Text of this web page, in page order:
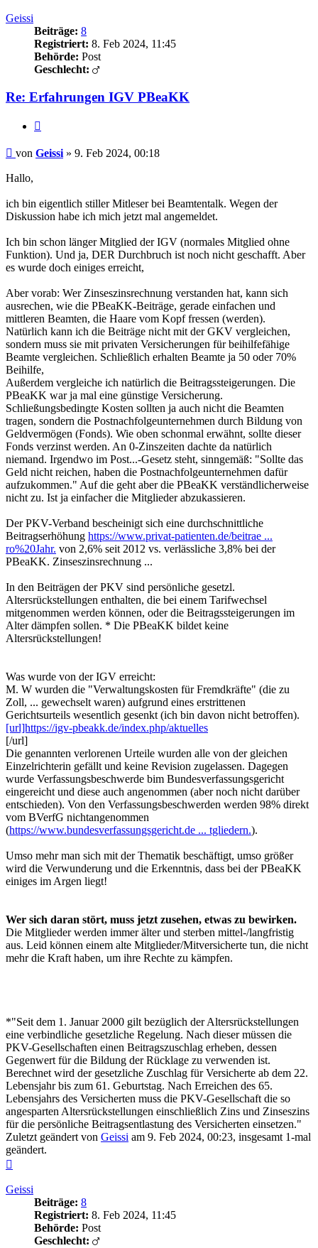
Geissi
Beiträge: 8
Registriert: 8. Feb 2024, 11:45
Behörde: Post
Geschlecht:
Re: Erfahrungen IGV PBeaKK
Beitrag
von Geissi » 9. Feb 2024, 00:18
Hallo,
ich bin eigentlich stiller Mitleser bei Beamtentalk. Wegen der
Diskussion habe ich mich jetzt mal angemeldet.
Ich bin schon länger Mitglied der IGV (normales Mitglied ohne
Funktion). Und ja, DER Durchbruch ist noch nicht geschafft. Aber
es wurde doch einiges erreicht,
Aber vorab: Wer Zinseszinsrechnung verstanden hat, kann sich
ausrechen, wie die PBeaKK-Beiträge, gerade einfachen und
mittleren Beamten, die Haare vom Kopf fressen (werden).
Natürlich kann ich die Beiträge nicht mit der GKV vergleichen,
sondern muss sie mit privaten Versicherungen für beihilfefähige
Beamte vergleichen. Schließlich erhalten Beamte ja 50 oder 70%
Beihilfe,
Außerdem vergleiche ich natürlich die Beitragssteigerungen. Die
PBeaKK war ja mal eine günstige Versicherung.
Schließungsbedingte Kosten sollten ja auch nicht die Beamten
tragen, sondern die Postnachfolgeunternehmen durch Bildung von
Geldvermögen (Fonds). Wie oben schonmal erwähnt, sollte dieser
Fonds verzinst werden. An 0-Zinszeiten dachte da natürlich
niemand. Irgendwo im Post...-Gesetz steht, sinngemäß: "Sollte das
Geld nicht reichen, haben die Postnachfolgeunternehmen dafür
aufzukommen." Auf die geht aber die PBeaKK verständlicherweise
nicht zu. Ist ja einfacher die Mitglieder abzukassieren.
Der PKV-Verband bescheinigt sich eine durchschnittliche
Beitragserhöhung https://www.privat-patienten.de/beitrae ...
ro%20Jahr. von 2,6% seit 2012 vs. verlässliche 3,8% bei der
PBeaKK. Zinseszinsrechnung ...
In den Beiträgen der PKV sind persönliche gesetzl.
Altersrückstellungen enthalten, die bei einem Tarifwechsel
mitgenommen werden können, oder die Beitragssteigerungen im
Alter dämpfen sollen. * Die PBeaKK bildet keine
Altersrückstellungen!
Was wurde von der IGV erreicht:
M. W wurden die "Verwaltungskosten für Fremdkräfte" (die zu
Zoll, ... gewechselt waren) aufgrund eines erstrittenen
Gerichtsurteils wesentlich gesenkt (ich bin davon nicht betroffen).
[url]https://igv-pbeakk.de/index.php/aktuelles
[/url]
Die genannten verlorenen Urteile wurden alle von der gleichen
Einzelrichterin gefällt und keine Revision zugelassen. Dagegen
wurde Verfassungsbeschwerde bim Bundesverfassungsgericht
eingereicht und diese auch angenommen (aber noch nicht darüber
entschieden). Von den Verfassungsbeschwerden werden 98% direkt
vom BVerfG nichtangenommen
(https://www.bundesverfassungsgericht.de ... tgliedern.).
Umso mehr man sich mit der Thematik beschäftigt, umso größer
wird die Verwunderung und die Erkenntnis, dass bei der PBeaKK
einiges im Argen liegt!
Wer sich daran stört, muss jetzt zusehen, etwas zu bewirken.
Die Mitglieder werden immer älter und sterben mittel-/langfristig
aus. Leid können einem alte Mitglieder/Mitversicherte tun, die nicht
mehr die Kraft haben, um ihre Rechte zu kämpfen.
*"Seit dem 1. Januar 2000 gilt bezüglich der Altersrückstellungen
eine verbindliche gesetzliche Regelung. Nach dieser müssen die
PKV-Gesellschaften einen Beitragszuschlag erheben, dessen
Gegenwert für die Bildung der Rücklage zu verwenden ist.
Berechnet wird der gesetzliche Zuschlag für Versicherte ab dem 22.
Lebensjahr bis zum 61. Geburtstag. Nach Erreichen des 65.
Lebensjahrs des Versicherten muss die PKV-Gesellschaft die so
angesparten Altersrückstellungen einschließlich Zins und Zinseszins
für die persönliche Beitragsentlastung des Versicherten einsetzen."
Zuletzt geändert von Geissi am 9. Feb 2024, 00:23, insgesamt 1-mal
geändert.
Geissi
Beiträge: 8
Registriert: 8. Feb 2024, 11:45
Behörde: Post
Geschlecht: